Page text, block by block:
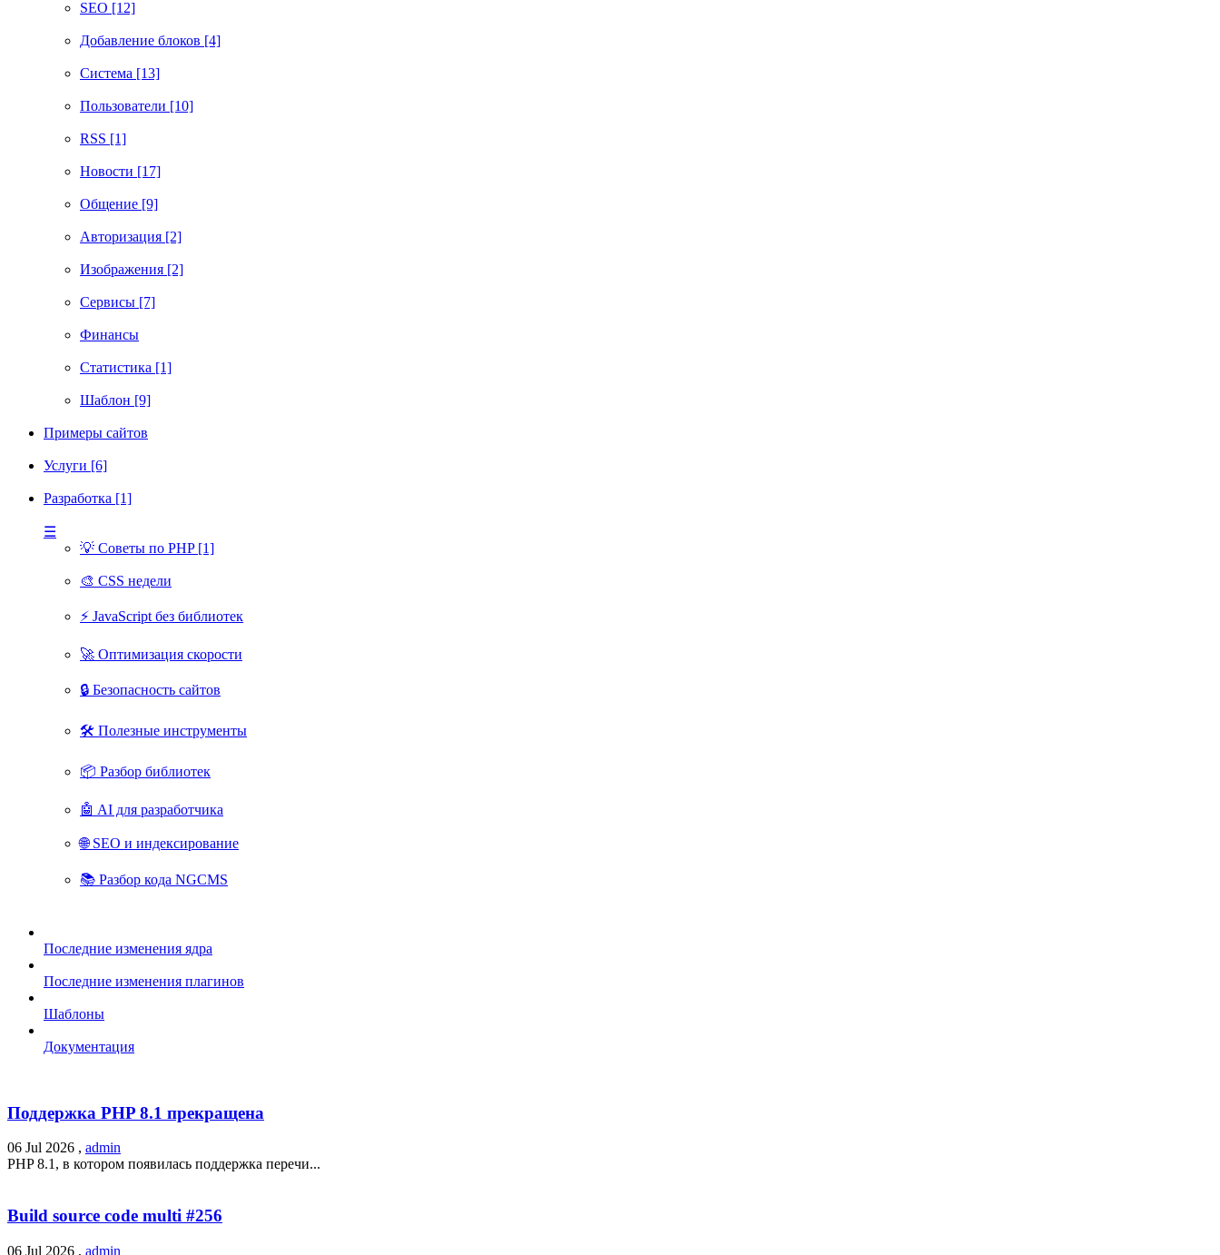
SEO [12]
Добавление блоков [4]
Система [13]
Пользователи [10]
RSS [1]
Новости [17]
Общение [9]
Авторизация [2]
Изображения [2]
Сервисы [7]
Финансы
Статистика [1]
Шаблон [9]
Примеры сайтов
Услуги [6]
Разработка [1]
☰
💡 Советы по PHP [1]
🎨 CSS недели
⚡ JavaScript без библиотек
🚀 Оптимизация скорости
🔒 Безопасность сайтов
🛠 Полезные инструменты
📦 Разбор библиотек
🤖 AI для разработчика
🌐 SEO и индексирование
📚 Разбор кода NGCMS
Последние изменения ядра
Последние изменения плагинов
Шаблоны
Документация
Поддержка PHP 8.1 прекращена
06 Jul 2026 , admin
PHP 8.1, в котором появилась поддержка перечи...
Build source code multi #256
06 Jul 2026 , admin